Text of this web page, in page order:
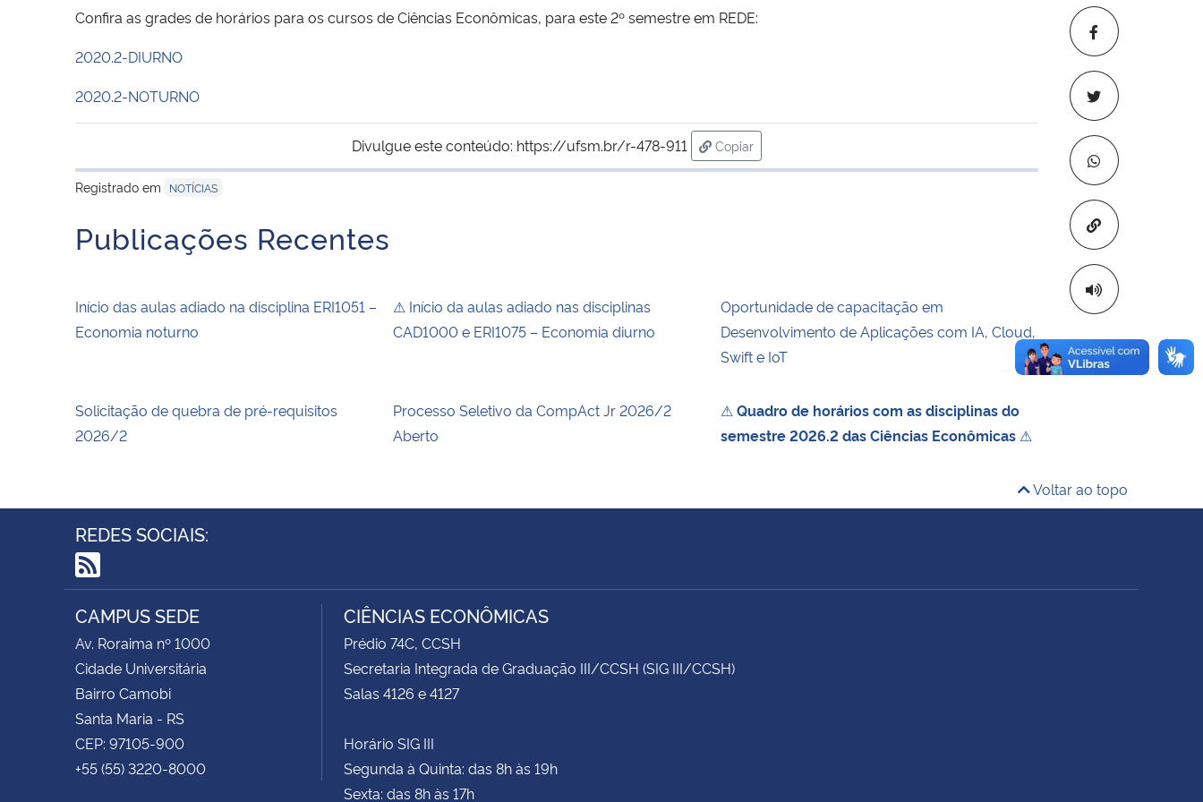
Copiar para
Confira as grades de horários para os cursos de Ciências Econômicas, para este 2º semestre em REDE:
2020.2-DIURNO
2020.2-NOTURNO
Divulgue este conteúdo: https://ufsm.br/r-478-911
Copiar
para área de transferência
Registrado em
NOTÍCIAS
Publicações Recentes
Início das aulas adiado na disciplina ERI1051 –
Economia noturno
⚠ Início da aulas adiado nas disciplinas
CAD1000 e ERI1075 – Economia diurno
Oportunidade de capacitação em
Desenvolvimento de Aplicações com IA, Cloud,
Swift e IoT
Solicitação de quebra de pré-requisitos
2026/2
Processo Seletivo da CompAct Jr 2026/2
Aberto
⚠Quadro de horários com as disciplinas do
semestre 2026.2 das Ciências Econômicas ⚠
Voltar ao topo
REDES SOCIAIS:
RSS
CAMPUS SEDE
Av. Roraima nº 1000
Cidade Universitária
Bairro Camobi
Santa Maria - RS
CEP: 97105-900
+55 (55) 3220-8000
CIÊNCIAS ECONÔMICAS
Prédio 74C, CCSH
Secretaria Integrada de Graduação III/CCSH (SIG III/CCSH)
Salas 4126 e 4127
Horário SIG III
Segunda à Quinta: das 8h às 19h
Sexta: das 8h às 17h